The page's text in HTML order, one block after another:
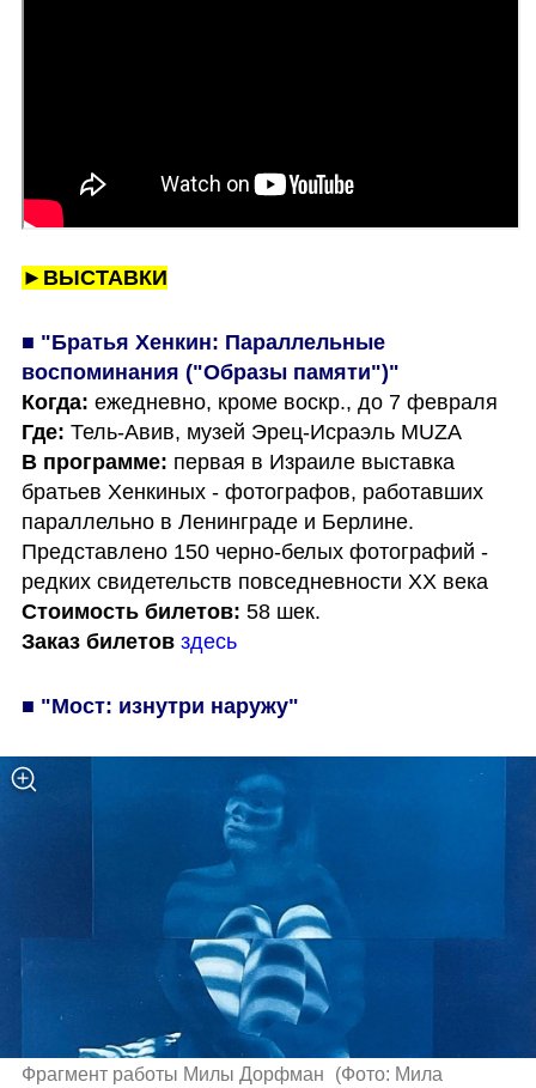
►ВЫСТАВКИ
■ "Братья Хенкин: Параллельные
Когда:
Где:
В программе: первая в Израиле выставка
братьев Хенкиных - фотографов, работавших
параллельно в Ленинграде и Берлине.
Представлено 150 черно-белых фотографий -
Стоимость билетов:
Заказ билетов здесь
■ "Мост: изнутри наружу"
Фрагмент работы Милы Дорфман (Фото: Мила